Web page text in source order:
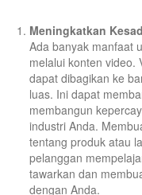
Meningkatkan
Ada banyak manfaat
melalui konten video.
dapat dibagikan ke
luas. Ini dapat
membangun
industri Anda.
tentang produk atau
pelanggan
tawarkan dan
dengan Anda.